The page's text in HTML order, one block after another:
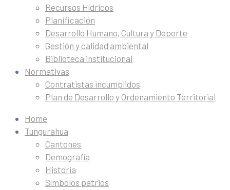
Recursos Hídricos
Planificación
Desarrollo Humano, Cultura y Deporte
Gestión y calidad ambiental
Biblioteca institucional
Normativas
Contratistas incumplidos
Plan de Desarrollo y Ordenamiento Territorial
Home
Tungurahua
Cantones
Demografía
Historia
Símbolos patrios